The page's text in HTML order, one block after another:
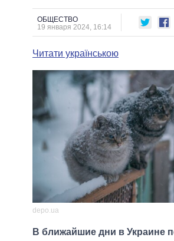
ОБЗОРЫ
ДАЙДЖЕСТЫ
ПРЕЗИДЕНТ И ОФИС
ВЕРХОВНАЯ РАДА
ВСЕ ПЕРСОНЫ
ВИДЕО
СРАВНЕНИЕ
ОБЩЕСТВО
19 января 2024, 16:14
Читати українською
depo.ua
В ближайшие дни в Украине